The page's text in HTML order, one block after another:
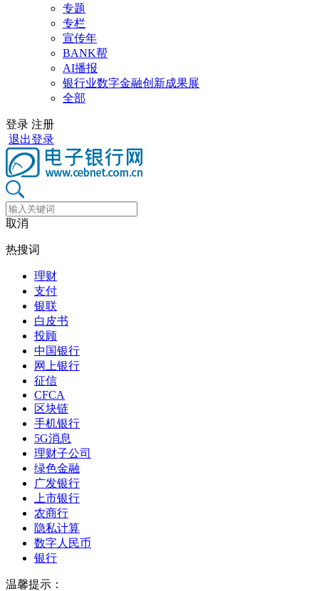
专题
专栏
宣传年
BANK帮
AI播报
银行业数字金融创新成果展
全部
登录 注册
退出登录
取消
热搜词
理财
支付
银联
白皮书
投顾
中国银行
网上银行
征信
CFCA
区块链
手机银行
5G消息
理财子公司
绿色金融
广发银行
上市银行
农商行
隐私计算
数字人民币
银行
温馨提示：